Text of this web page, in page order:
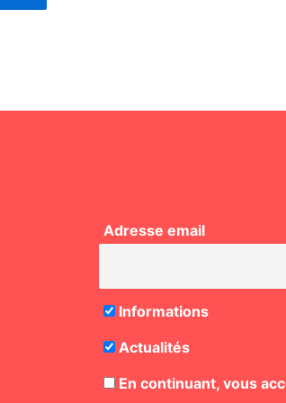
Adresse email
Informations
Actualités
En continuant, vous